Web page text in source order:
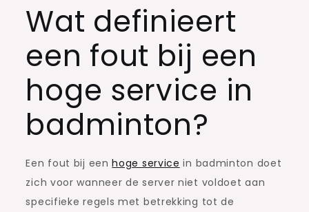
Wat definieert
een fout bij een
hoge service in
badminton?
Een fout bij eenhoge service in badminton doet
zich voor wanneer de server niet voldoet aan
specifieke regels met betrekking tot de